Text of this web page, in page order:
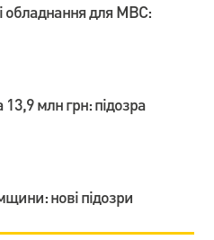
обладнання для МВС:
млн грн: підозра
нові підозри